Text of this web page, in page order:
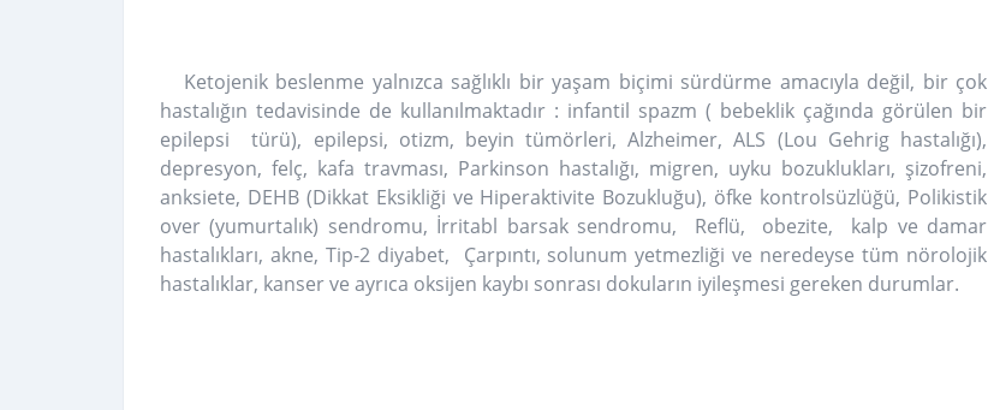
Ketojenik beslenme yalnızca sağlıklı bir yaşam biçimi sürdürme amacıyla değil, bir çok
hastalığın tedavisinde de kullanılmaktadır : infantil spazm ( bebeklik çağında görülen bir
epilepsi türü), epilepsi, otizm, beyin tümörleri, Alzheimer, ALS (Lou Gehrig hastalığı),
depresyon, felç, kafa travması, Parkinson hastalığı, migren, uyku bozuklukları, şizofreni,
anksiete, DEHB (Dikkat Eksikliği ve Hiperaktivite Bozukluğu), öfke kontrolsüzlüğü, Polikistik
over (yumurtalık) sendromu, İrritabl barsak sendromu, Reflü, obezite, kalp ve damar
hastalıkları, akne, Tip-2 diyabet, Çarpıntı, solunum yetmezliği ve neredeyse tüm nörolojik
hastalıklar, kanser ve ayrıca oksijen kaybı sonrası dokuların iyileşmesi gereken durumlar.